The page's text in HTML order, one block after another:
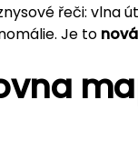
řeči: vlna
Je to